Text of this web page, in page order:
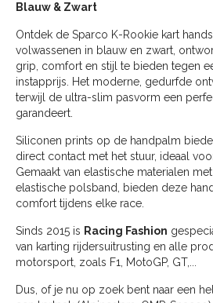
Blauw & Zwart
Ontdek de Sparco K-Rookie kart
volwassenen in blauw en zwart,
grip, comfort en stijl te bieden tegen
instapprijs. Het moderne, gedurfde
terwijl de ultra-slim pasvorm een
garandeert.
Siliconen prints op de handpalm
direct contact met het stuur, ideaal
Gemaakt van elastische materialen
elastische polsband, bieden deze
comfort tijdens elke race.
Sinds 2015 is Racing Fashion
van karting rijdersuitrusting en alle
motorsport, zoals F1, MotoGP, GT,...
Dus, of je nu op zoek bent naar een